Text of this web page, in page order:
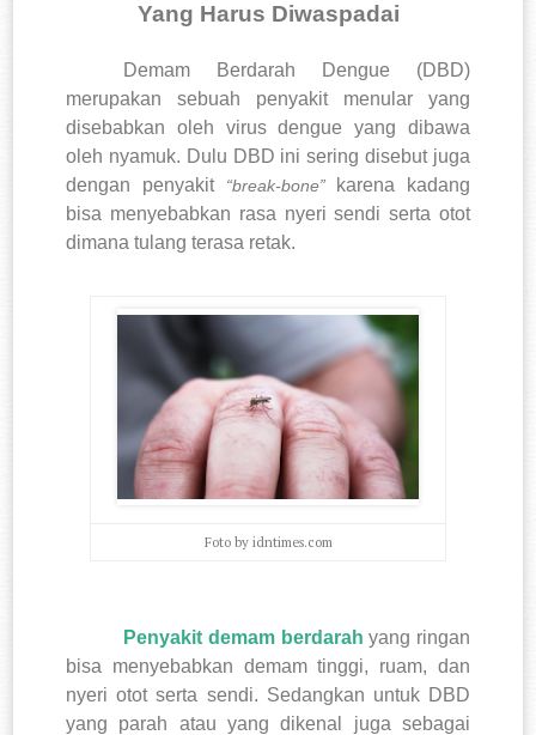
Yang Harus Diwaspadai
Demam Berdarah Dengue (DBD)
merupakan sebuah penyakit menular yang
disebabkan oleh virus dengue yang dibawa
oleh nyamuk. Dulu DBD ini sering disebut juga
dengan penyakit
“break-bone”
karena kadang
bisa menyebabkan rasa nyeri sendi serta otot
dimana tulang terasa retak.
Foto by idntimes.com
Penyakit demam berdarah yang ringan
bisa menyebabkan demam tinggi, ruam, dan
nyeri otot serta sendi. Sedangkan untuk DBD
yang parah atau yang dikenal juga sebagai